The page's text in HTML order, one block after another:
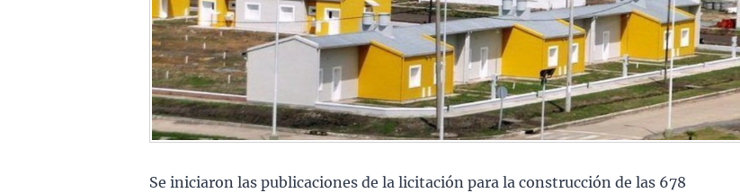
Se iniciaron las publicaciones de la licitación para la construcción de las 678